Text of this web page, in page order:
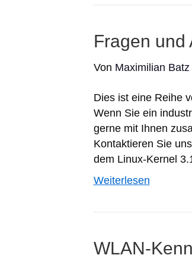
Fragen und
Von Maximilian Batz
Dies ist eine Reihe
Wenn Sie ein
gerne mit Ihnen
Kontaktieren Sie
dem Linux-Kernel
Weiterlesen
WLAN-